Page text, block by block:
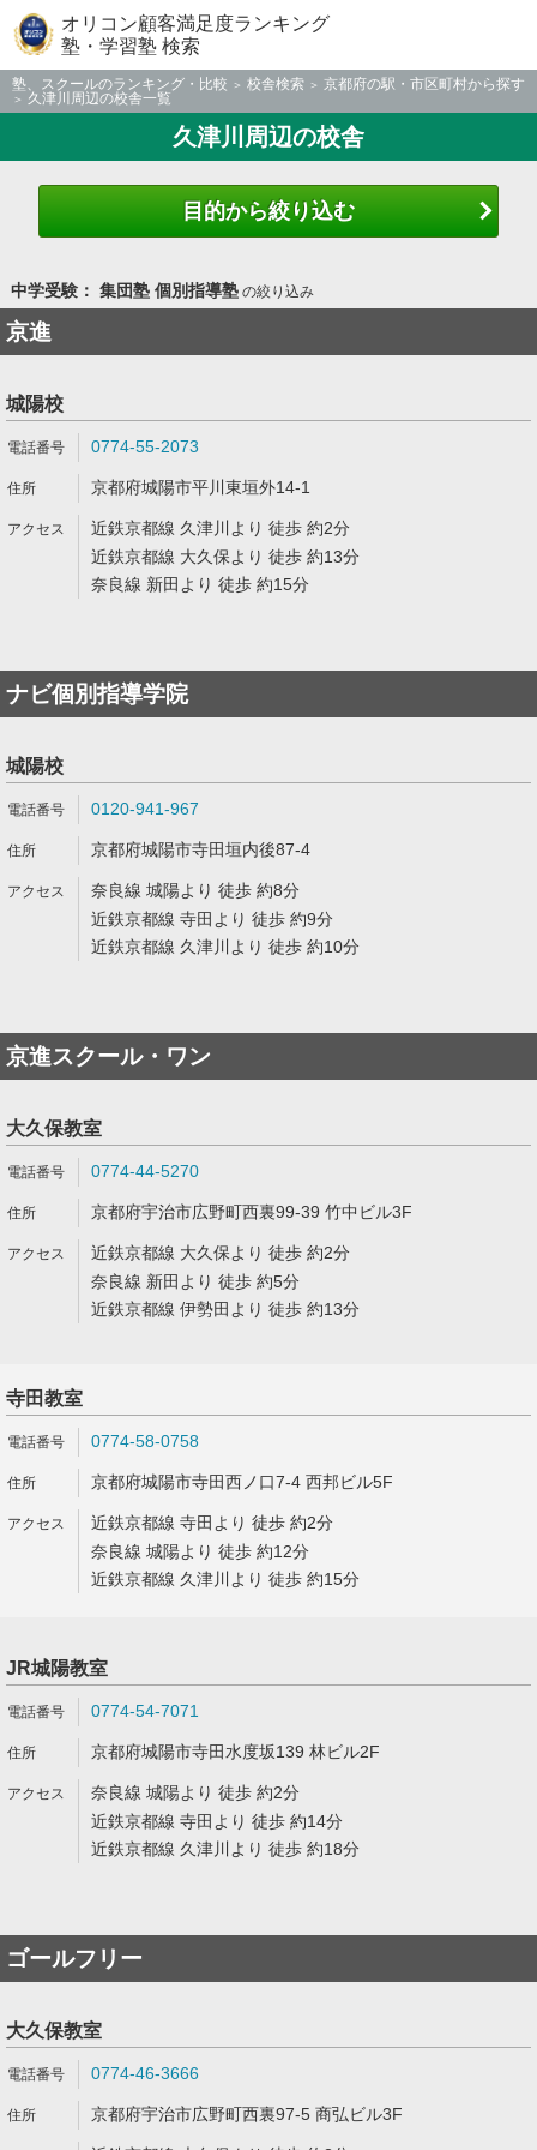
オリコン顧客満足度ランキング
塾・学習塾 検索
塾、スクールのランキング・比較 校舎検索
京都府の駅・市区町村から探す
久津川周辺の校舎一覧
久津川周辺の校舎
目的から絞り込む
中学受験： 集団塾 個別指導塾の絞り込み
京進
城陽校
0774-55-2073
京都府城陽市平川東垣外14-1
近鉄京都線 久津川より 徒歩 約2分
近鉄京都線 大久保より 徒歩 約13分
奈良線 新田より 徒歩 約15分
ナビ個別指導学院
城陽校
0120-941-967
京都府城陽市寺田垣内後87-4
奈良線 城陽より 徒歩 約8分
近鉄京都線 寺田より 徒歩 約9分
近鉄京都線 久津川より 徒歩 約10分
京進スクール・ワン
大久保教室
0774-44-5270
京都府宇治市広野町西裏99-39 竹中ビル3F
近鉄京都線 大久保より 徒歩 約2分
奈良線 新田より 徒歩 約5分
近鉄京都線 伊勢田より 徒歩 約13分
寺田教室
0774-58-0758
京都府城陽市寺田西ノ口7-4 西邦ビル5F
近鉄京都線 寺田より 徒歩 約2分
奈良線 城陽より 徒歩 約12分
近鉄京都線 久津川より 徒歩 約15分
JR城陽教室
0774-54-7071
京都府城陽市寺田水度坂139 林ビル2F
奈良線 城陽より 徒歩 約2分
近鉄京都線 寺田より 徒歩 約14分
近鉄京都線 久津川より 徒歩 約18分
ゴールフリー
大久保教室
0774-46-3666
京都府宇治市広野町西裏97-5 商弘ビル3F